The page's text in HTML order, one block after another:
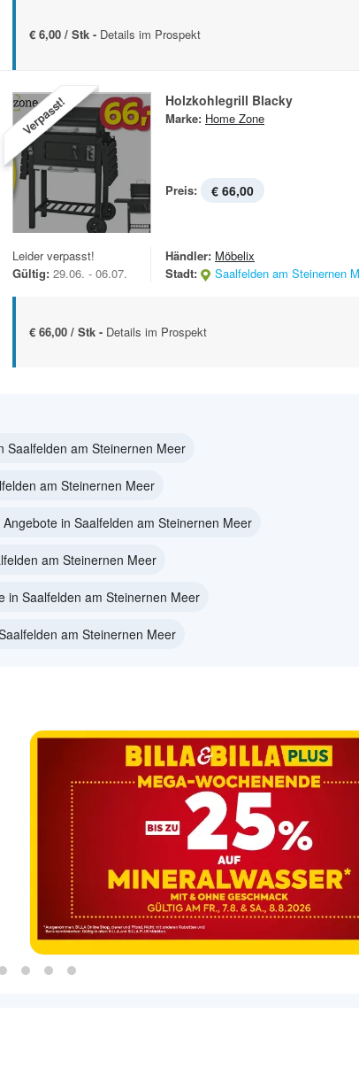
€ 6,00 / Stk - Details im Prospekt
Verpasst! Holzkohlegrill Blacky
Marke: Home Zone
Preis: € 66,00
Leider verpasst!
Gültig: 29.06. - 06.07.
Händler: Möbelix
Stadt:
Saalfelden am Steinernen
€ 66,00 / Stk - Details im Prospekt
Saalfelden am Steinernen Meer
am Steinernen Meer
in Saalfelden am Steinernen Meer
am Steinernen Meer
in Saalfelden am Steinernen Meer
am Steinernen Meer